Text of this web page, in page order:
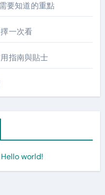
要知道的重點
一次看
指南與貼士
Hello world!